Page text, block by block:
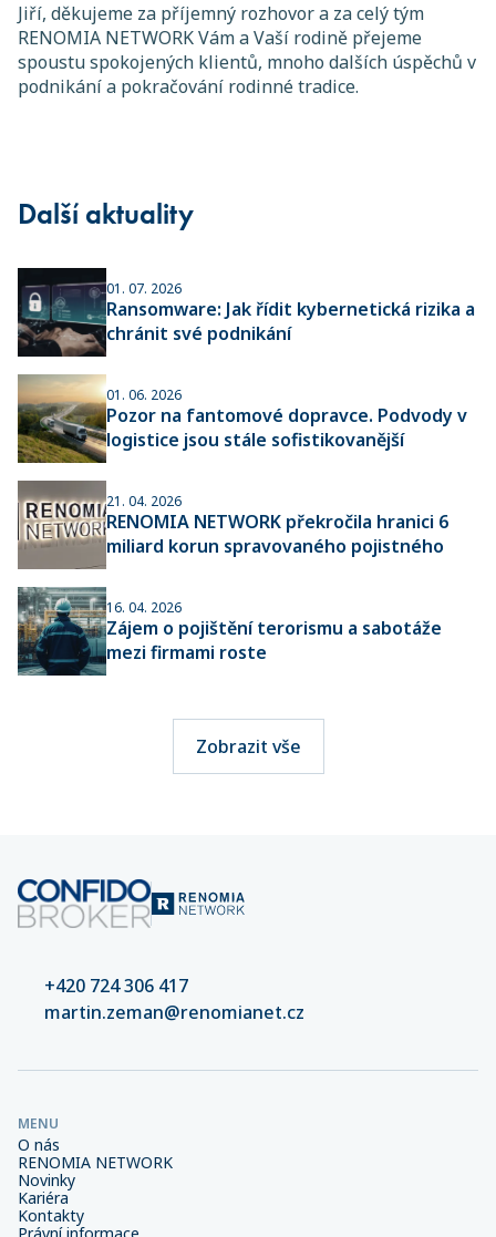
Jiří, děkujeme za příjemný rozhovor a za celý tým
RENOMIA NETWORK Vám a Vaší rodině přejeme
spoustu spokojených klientů, mnoho dalších úspěchů v
podnikání a pokračování rodinné tradice.
Další aktuality
01. 07. 2026
Ransomware: Jak řídit kybernetická rizika a
chránit své podnikání
01. 06. 2026
Pozor na fantomové dopravce. Podvody v
logistice jsou stále sofistikovanější
21. 04. 2026
RENOMIA NETWORK překročila hranici 6
miliard korun spravovaného pojistného
16. 04. 2026
Zájem o pojištění terorismu a sabotáže
mezi firmami roste
Zobrazit vše
+420 724 306 417
martin.zeman@renomianet.cz
MENU
O nás
RENOMIA NETWORK
Novinky
Kariéra
Kontakty